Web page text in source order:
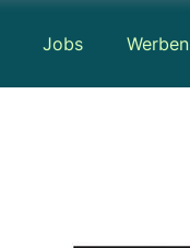
Jobs Werben